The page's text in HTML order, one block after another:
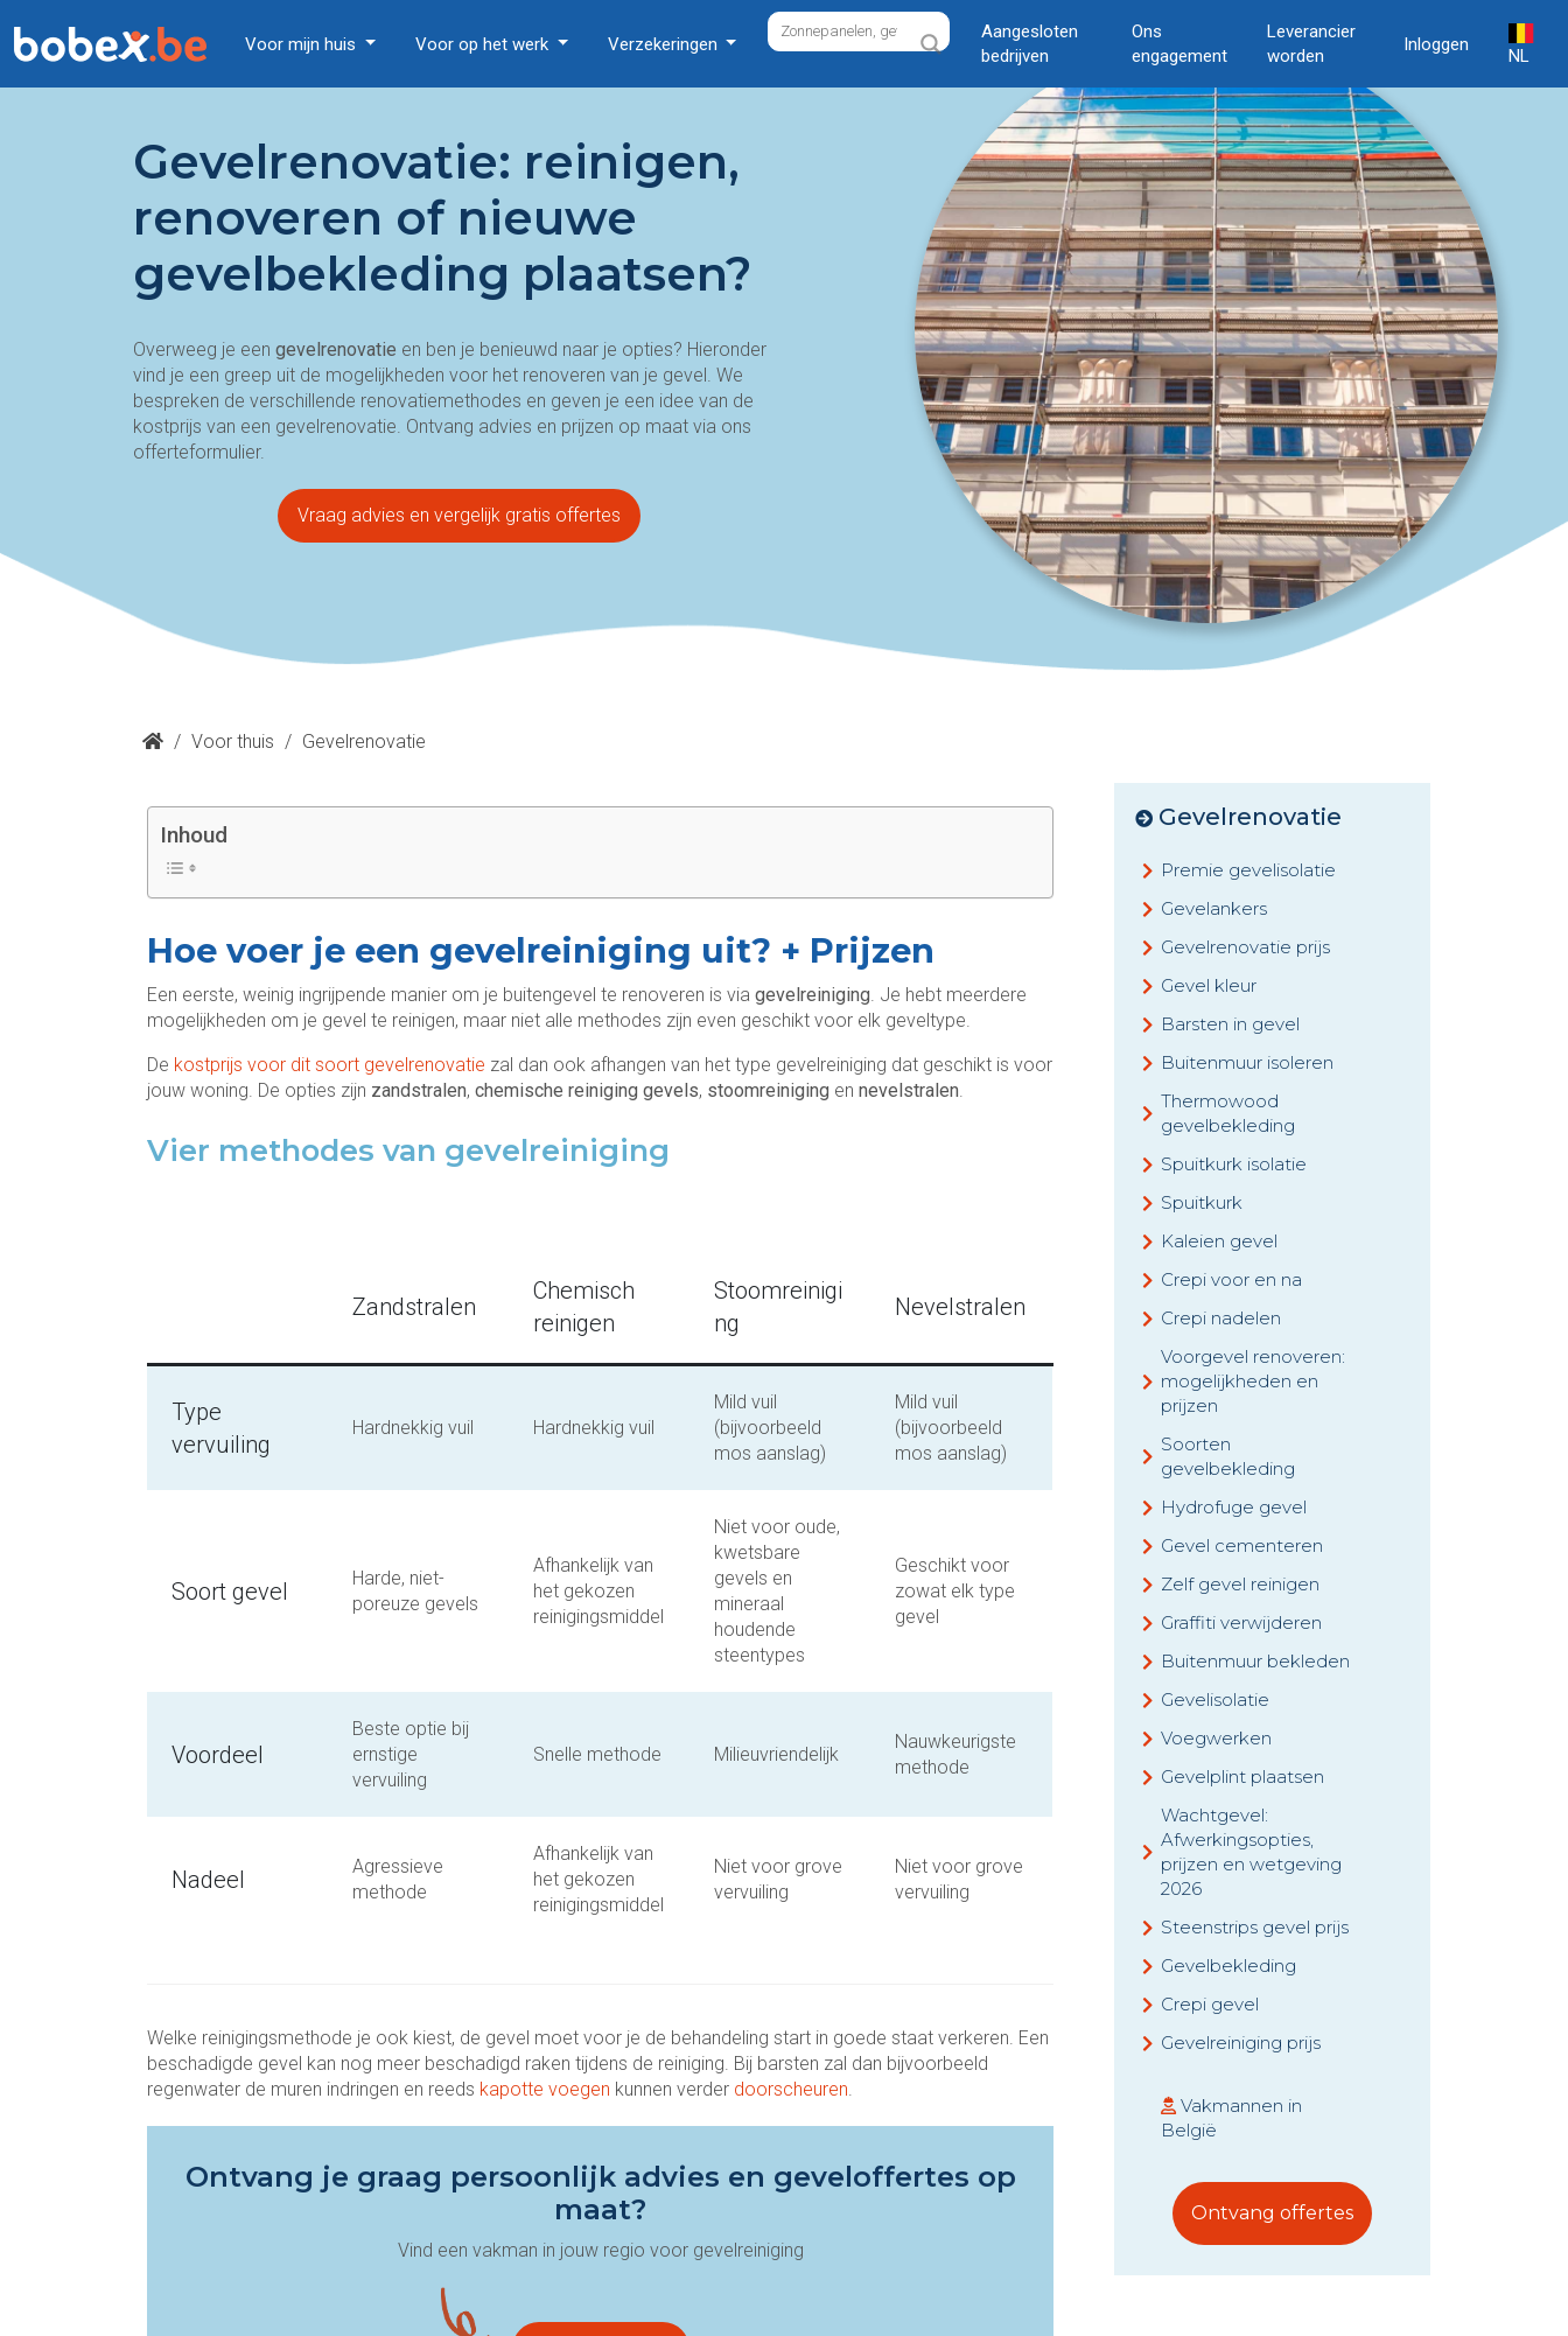
Voor mijn huis Voor op het werk Verzekeringen
Aangesloten
bedrijven
Ons
engagement
Leverancier
worden
Inloggen
NL
Gevelrenovatie: reinigen,
renoveren of nieuwe
gevelbekleding plaatsen?
Overweeg je een gevelrenovatie en ben je benieuwd naar je opties? Hieronder
vind je een greep uit de mogelijkheden voor het renoveren van je gevel. We
bespreken de verschillende renovatiemethodes en geven je een idee van de
kostprijs van een gevelrenovatie. Ontvang advies en prijzen op maat via ons
offerteformulier.
Vraag advies en vergelijk gratis offertes
/ Voor thuis / Gevelrenovatie
Inhoud
Hoe voer je een gevelreiniging uit? + Prijzen
Een eerste, weinig ingrijpende manier om je buitengevel te renoveren is via gevelreiniging. Je hebt meerdere
mogelijkheden om je gevel te reinigen, maar niet alle methodes zijn even geschikt voor elk geveltype.
De kostprijs voor dit soort gevelrenovatie zal dan ook afhangen van het type gevelreiniging dat geschikt is voor
jouw woning. De opties zijn zandstralen, chemische reiniging gevels, stoomreiniging en nevelstralen.
Vier methodes van gevelreiniging
Zandstralen
Chemisch
reinigen
Stoomreinigi
ng
Nevelstralen
Type
vervuiling
Hardnekkig vuil Hardnekkig vuil
Mild vuil
(bijvoorbeeld
mos aanslag)
Mild vuil
(bijvoorbeeld
mos aanslag)
Soort gevel
Harde, niet-
poreuze gevels
Afhankelijk van
het gekozen
reinigingsmiddel
Niet voor oude,
kwetsbare
gevels en
mineraal
houdende
steentypes
Geschikt voor
zowat elk type
gevel
Voordeel
Beste optie bij
ernstige
vervuiling
Snelle methode Milieuvriendelijk
Nauwkeurigste
methode
Nadeel
Agressieve
methode
Afhankelijk van
het gekozen
reinigingsmiddel
Niet voor grove
vervuiling
Niet voor grove
vervuiling
Welke reinigingsmethode je ook kiest, de gevel moet voor je de behandeling start in goede staat verkeren. Een
beschadigde gevel kan nog meer beschadigd raken tijdens de reiniging. Bij barsten zal dan bijvoorbeeld
regenwater de muren indringen en reeds kapotte voegen kunnen verder doorscheuren.
Ontvang je graag persoonlijk advies en geveloffertes op
maat?
Vind een vakman in jouw regio voor gevelreiniging
Gevelrenovatie
Premie gevelisolatie
Gevelankers
Gevelrenovatie prijs
Gevel kleur
Barsten in gevel
Buitenmuur isoleren
Thermowood
gevelbekleding
Spuitkurk isolatie
Spuitkurk
Kaleien gevel
Crepi voor en na
Crepi nadelen
Voorgevel renoveren:
mogelijkheden en
prijzen
Soorten
gevelbekleding
Hydrofuge gevel
Gevel cementeren
Zelf gevel reinigen
Graffiti verwijderen
Buitenmuur bekleden
Gevelisolatie
Voegwerken
Gevelplint plaatsen
Wachtgevel:
Afwerkingsopties,
prijzen en wetgeving
2026
Steenstrips gevel prijs
Gevelbekleding
Crepi gevel
Gevelreiniging prijs
Vakmannen in
België
Ontvang offertes